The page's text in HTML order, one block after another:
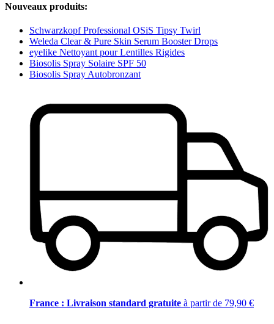
Nouveaux produits:
Schwarzkopf Professional OSiS Tipsy Twirl
Weleda Clear & Pure Skin Serum Booster Drops
eyelike Nettoyant pour Lentilles Rigides
Biosolis Spray Solaire SPF 50
Biosolis Spray Autobronzant
France : Livraison standard gratuite à partir de 79,90 €